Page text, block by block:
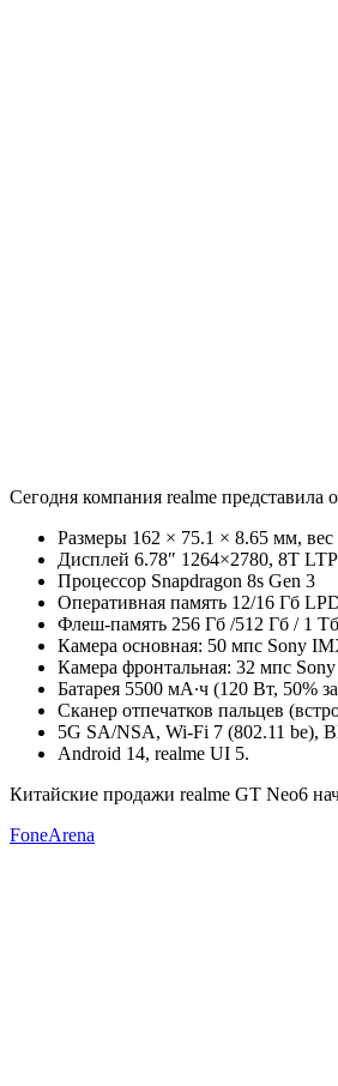
Сегодня компания realme
Размеры 162 × 75.1 × 8.65 мм, вес
Дисплей 6.78″ 1264×2780, 8T
Процессор Snapdragon 8s Gen 3
Оперативная память 12/16 Гб
Флеш-память 256 Гб /512 Гб / 1
Камера основная: 50 мпс Sony
Камера фронтальная: 32 мпс
Батарея 5500 мА∙ч (120 Вт, 50%
Сканер отпечатков пальцев
5G SA/NSA, Wi-Fi 7 (802.11 be),
Android 14, realme UI 5.
Китайские продажи realme GT Neo6
FoneArena